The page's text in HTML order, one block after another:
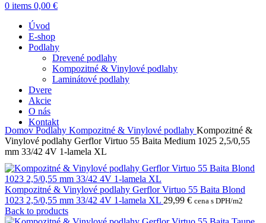
0 items 0,00 €
Úvod
E-shop
Podlahy
Drevené podlahy
Kompozitné & Vinylové podlahy
Laminátové podlahy
Dvere
Akcie
O nás
Kontakt
Domov Podlahy Kompozitné & Vinylové podlahy Kompozitné &
Vinylové podlahy Gerflor Virtuo 55 Baita Medium 1025 2,5/0,55
mm 33/42 4V 1-lamela XL
Kompozitné & Vinylové podlahy Gerflor Virtuo 55 Baita Blond
1023 2,5/0,55 mm 33/42 4V 1-lamela XL 29,99 € cena s DPH/m2
Back to products